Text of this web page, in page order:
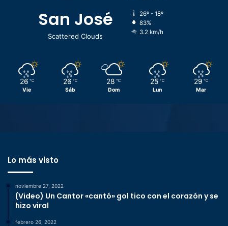
San José
Scattered Clouds
26º - 18º
83%
3.2 km/h
26 ℃
Vie
26 ℃
Sáb
28 ℃
Dom
25 ℃
Lun
29 ℃
Mar
Lo más visto
noviembre 27, 2022
(Video) Un Cantor «cantó» gol tico con el corazón y se
hizo viral
febrero 26, 2022